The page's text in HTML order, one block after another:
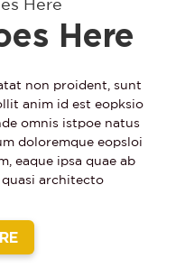
Here
Here
non proident, sunt
anim id est eopksio
omnis istpoe natus
doloremque eopsloi
eaque ipsa quae ab
architecto